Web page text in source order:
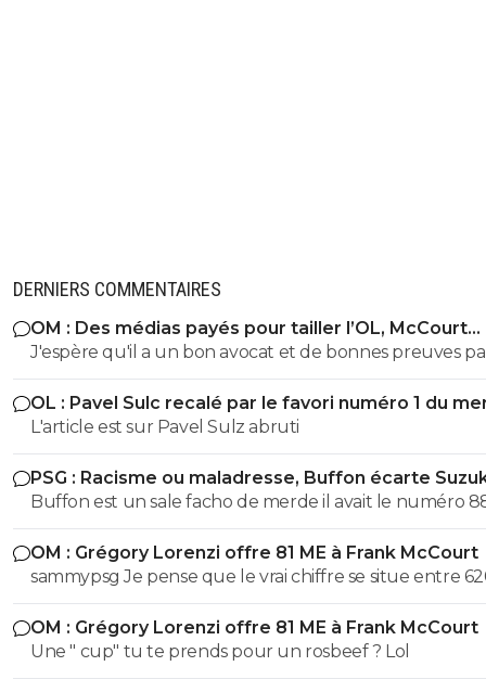
DERNIERS COMMENTAIRES
OM : Des médias payés pour tailler l’OL, McCourt
accusé
J'espère qu'il a un bon avocat et de bonnes preuves
qu'il va vite exploser en vol avec ses différentes
OL : Pavel Sulc recalé par le favori numéro 1 du
L'article est sur Pavel Sulz abruti
PSG : Racisme ou maladresse, Buffon écarte
Buffon est un sale facho de merde il avait le numéro
cetait pas un hasard...
OM : Grégory Lorenzi offre 81 ME à Frank McCourt
sammypsg Je pense que le vrai chiffre se situe entre
700 M
OM : Grégory Lorenzi offre 81 ME à Frank McCourt
Une " cup" tu te prends pour un rosbeef ? Lol